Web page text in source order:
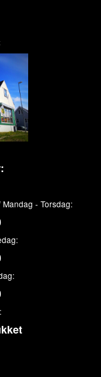
- Torsdag: